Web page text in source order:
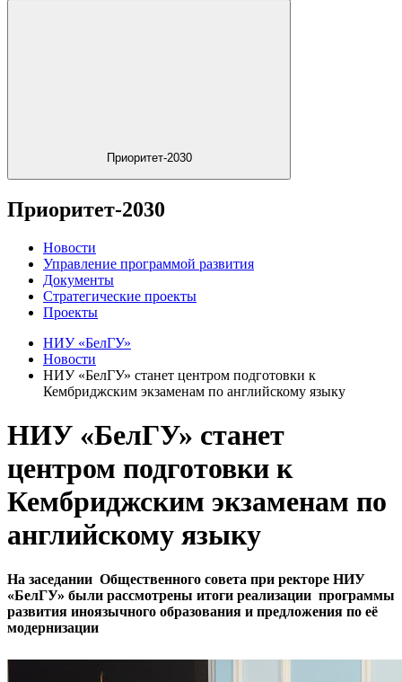
Приоритет-2030
Приоритет-2030
Новости
Управление программой развития
Документы
Стратегические проекты
Проекты
НИУ «БелГУ»
Новости
НИУ «БелГУ» станет центром подготовки к
Кембриджским экзаменам по английскому языку
НИУ «БелГУ» станет
центром подготовки к
Кембриджским экзаменам по
английскому языку
На заседании Общественного совета при ректоре НИУ
«БелГУ» были рассмотрены итоги реализации программы
развития иноязычного образования и предложения по её
модернизации